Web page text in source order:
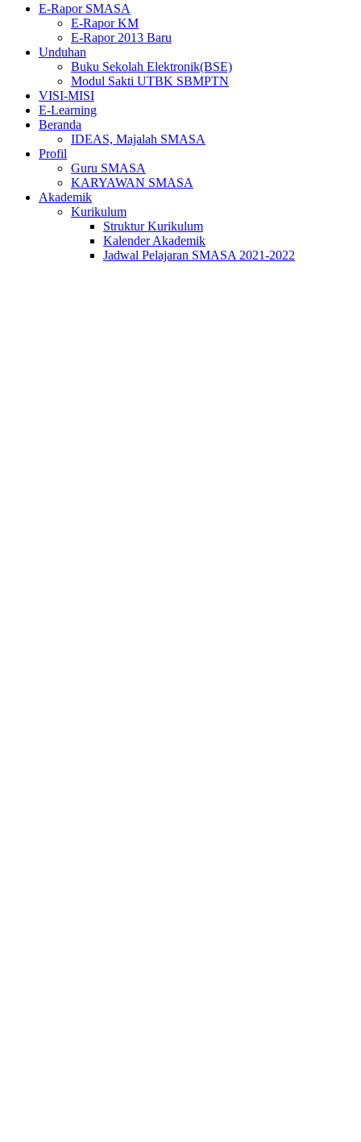
E-Rapor SMASA
E-Rapor KM
E-Rapor 2013 Baru
Unduhan
Buku Sekolah Elektronik(BSE)
Modul Sakti UTBK SBMPTN
VISI-MISI
E-Learning
Beranda
IDEAS, Majalah SMASA
Profil
Guru SMASA
KARYAWAN SMASA
Akademik
Kurikulum
Struktur Kurikulum
Kalender Akademik
Jadwal Pelajaran SMASA 2021-2022